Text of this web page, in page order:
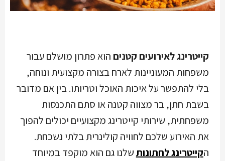
קייטרינג לאירועים קטניםהוא פתרון מושלם עבור
משפחות המעוניינות לארח בצורה מקצועית ונוחה,
בלי להתפשר על איכות האוכל וטריותו. בין אם מדובר
בשבת חתן, בר מצווה קטנה או סתם התכנסות
משפחתית, שירותי קייטרינג מקצועיים יכולים להפוך
את האירוע שלכם לחוויה קולינרית בלתי נשכחת.
הקייטרינג לחתונותשלנו גם הוא מוקפד במיוחד